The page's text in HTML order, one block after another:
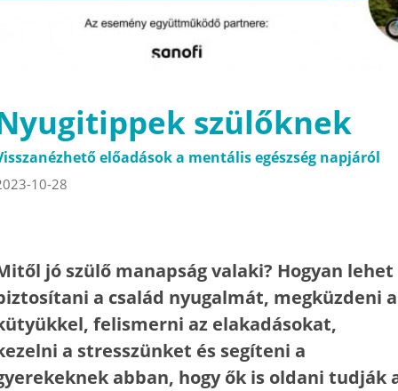
szülőknek
előadások a mentális egészség napjáról
10-28
jó szülő manapság valaki? Hogyan lehet
a család nyugalmát, megküzdeni a
felismerni az elakadásokat,
a stresszünket és segíteni a
abban, hogy ők is oldani tudják